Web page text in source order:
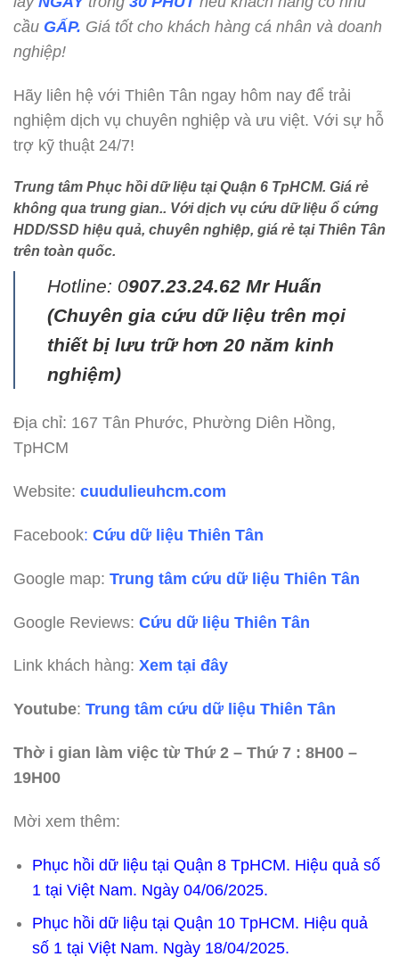
cầu GẤP. Giá tốt cho khách hàng cá nhân và doanh
nghiệp!
Hãy liên hệ với Thiên Tân ngay hôm nay để trải
nghiệm dịch vụ chuyên nghiệp và ưu việt. Với sự hỗ
trợ kỹ thuật 24/7!
Trung tâm Phục hồi dữ liệu tại Quận 6 TpHCM. Giá rẻ
không qua trung gian.. Với dịch vụ cứu dữ liệu ổ cứng
HDD/SSD hiệu quả, chuyên nghiệp, giá rẻ tại Thiên Tân
trên toàn quốc.
Hotline: 0907.23.24.62 Mr Huấn
(Chuyên gia cứu dữ liệu trên mọi
thiết bị lưu trữ hơn 20 năm kinh
nghiệm)
Địa chỉ: 167 Tân Phước, Phường Diên Hồng,
TpHCM
Website: cuudulieuhcm.com
Facebook: Cứu dữ liệu Thiên Tân
Google map: Trung tâm cứu dữ liệu Thiên Tân
Google Reviews: Cứu dữ liệu Thiên Tân
Link khách hàng: Xem tại đây
Youtube: Trung tâm cứu dữ liệu Thiên Tân
Thờ i gian làm việc từ Thứ 2 – Thứ 7 : 8H00 –
19H00
Mời xem thêm:
Phục hồi dữ liệu tại Quận 8 TpHCM. Hiệu quả số
1 tại Việt Nam. Ngày 04/06/2025.
Phục hồi dữ liệu tại Quận 10 TpHCM. Hiệu quả
số 1 tại Việt Nam. Ngày 18/04/2025.